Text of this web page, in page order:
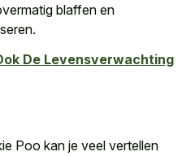
blaffen en
De Levensverwachting
Poo kan je veel vertellen